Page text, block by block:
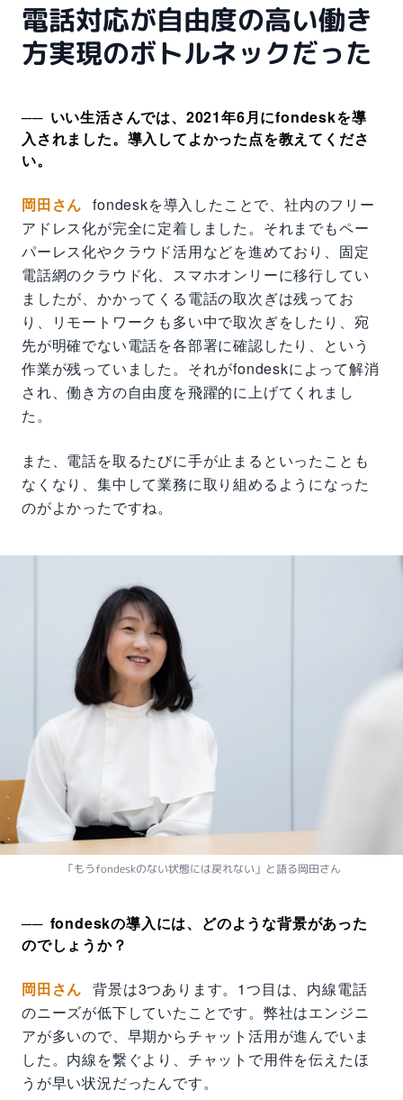
電話対応が自由度の高い働き
方実現のボトルネックだった
いい生活さんでは、2021年6月にfondeskを導
入されました。導入してよかった点を教えてくださ
い。
岡田さん fondeskを導入したことで、社内のフリー
アドレス化が完全に定着しました。それまでもペー
パーレス化やクラウド活用などを進めており、固定
電話網のクラウド化、スマホオンリーに移行してい
ましたが、かかってくる電話の取次ぎは残ってお
り、リモートワークも多い中で取次ぎをしたり、宛
先が明確でない電話を各部署に確認したり、という
作業が残っていました。それがfondeskによって解消
され、働き方の自由度を飛躍的に上げてくれまし
た。
また、電話を取るたびに手が止まるといったことも
なくなり、集中して業務に取り組めるようになった
のがよかったですね。
「もうfondeskのない状態には戻れない」と語る岡田さん
fondeskの導入には、どのような背景があった
のでしょうか？
岡田さん 背景は3つあります。1つ目は、内線電話
のニーズが低下していたことです。弊社はエンジニ
アが多いので、早期からチャット活用が進んでいま
した。内線を繋ぐより、チャットで用件を伝えたほ
うが早い状況だったんです。